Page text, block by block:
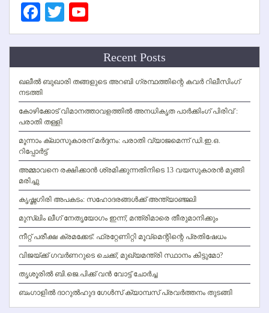
Facebook
Twitter
Channel
Recent Posts
ഖലീല്‍ ബുഖാരി തങ്ങളുടെ അറബി ഗ്രന്ഥത്തിന്റെ കവര്‍ റിലീസിംഗ്
നടത്തി
കോഴിക്കോട് വിമാനത്താവളത്തില്‍ അനധികൃത പാര്‍ക്കിംഗ് പിരിവ് :
പരാതി തള്ളി
മൂന്നാം ക്ലാസുകാരന് മര്‍ദ്ദനം: പരാതി വ്യാജമെന്ന് ഡി.ഇ.ഒ.
റിപ്പോര്‍ട്ട്
അമ്മാവനെ രക്ഷിക്കാന്‍ ശ്രമിക്കുന്നതിനിടെ 13 വയസുകാരന്‍ മുങ്ങി
മരിച്ചു
കൃഷ്ണഗിരി അപകടം: സഹോദരങ്ങള്‍ക്ക് അന്ത്യാഞ്ജലി
മുസ്ലിം ലീഗ് നേതൃയോഗം ഇന്ന്; മന്ത്രിമാരെ തീരുമാനിക്കും
നീറ്റ് പരീക്ഷ ക്രമക്കേട്: ഫ്രറ്റേണിറ്റി മൂവ്‌മെന്റിന്റെ പ്രതിഷേധം
വിജയ്ക്ക് ഗവര്‍ണറുടെ ചെക്ക്; മുഖ്യമന്ത്രി സ്ഥാനം കിട്ടുമോ?
തൃശൂരില്‍ ബി.ജെ.പിക്ക് വന്‍ വോട്ട് ചോര്‍ച്ച
ബംഗാളില്‍ ദാറുല്‍ഹുദ ഗേള്‍സ് ക്യാമ്പസ് പ്രവര്‍ത്തനം തുടങ്ങി